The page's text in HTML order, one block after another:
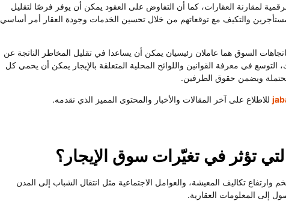
لمقارنة العقارات، كما أن التفاوض على العقود يمكن أن يوفر فرصًا لتقليل
والتكيف مع توقعاتهم من خلال تحسين الخدمات وجودة العقار أمر أساسي
السوق هما عاملان رئيسيان يمكن أن يساعدا في تقليل المخاطر الناتجة عن
في معرفة القوانين واللوائح المحلية المتعلقة بالإيجار يمكن أن يحمي كل
ويضمن حقوق الطرفين.
للاطلاع على آخر المقالات والأخبار والمحتوى المميز الذي نقدمه.
تؤثر في تغيّرات سوق الإيجار؟
وارتفاع تكاليف المعيشة، والعوامل الاجتماعية مثل انتقال الشباب إلى المدن
إلى المعلومات العقارية.